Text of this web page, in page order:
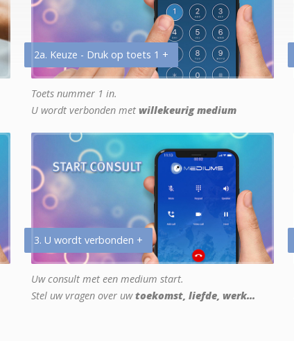
2a. Keuze - Druk op toets 1 +
Toets nummer 1 in.
U wordt verbonden met willekeurig medium
3. U wordt verbonden +
Uw consult met een medium start.
Stel uw vragen over uwtoekomst, liefde, werk...